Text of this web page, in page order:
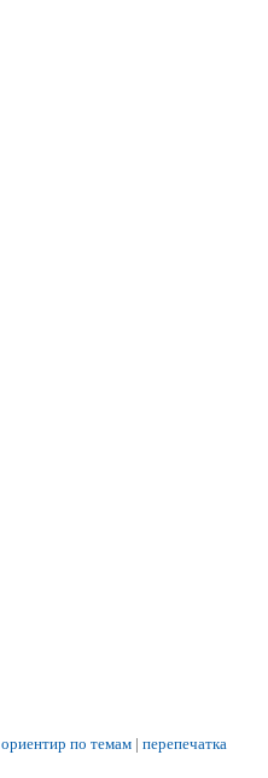
ориентир по темам | перепечатка